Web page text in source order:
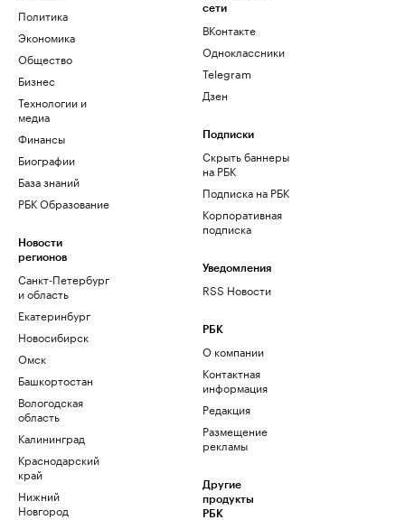
Политика
Экономика
Общество
Бизнес
Технологии и
медиа
Финансы
Биографии
База знаний
РБК Образование
Новости
регионов
Санкт-Петербург
и область
Екатеринбург
Новосибирск
Омск
Башкортостан
Вологодская
область
Калининград
Краснодарский
край
Нижний
Новгород
сети
ВКонтакте
Одноклассники
Telegram
Дзен
Подписки
Скрыть баннеры
на РБК
Подписка на РБК
Корпоративная
подписка
Уведомления
RSS Новости
РБК
О компании
Контактная
информация
Редакция
Размещение
рекламы
Другие
продукты
РБК